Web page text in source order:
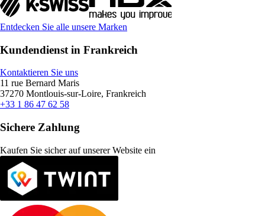
Entdecken Sie alle unsere Marken
Kundendienst in Frankreich
Kontaktieren Sie uns
11 rue Bernard Maris
37270 Montlouis-sur-Loire, Frankreich
+33 1 86 47 62 58
Sichere Zahlung
Kaufen Sie sicher auf unserer Website ein